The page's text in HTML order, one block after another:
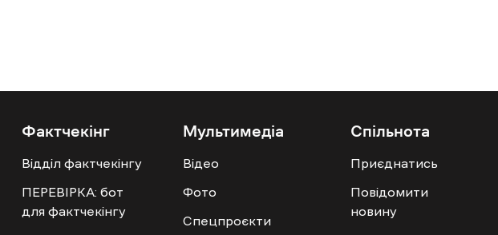
Фактчекінг
Відділ фактчекінгу
ПЕРЕВІРКА: бот
для фактчекінгу
Мультимедіа
Відео
Фото
Спецпроєкти
Спільнота
Приєднатись
Повідомити
новину